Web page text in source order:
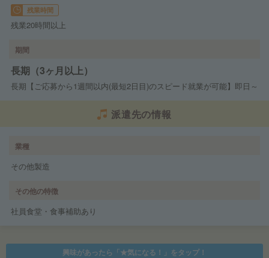
残業時間
残業20時間以上
期間
長期（3ヶ月以上）
長期【ご応募から1週間以内(最短2日目)のスピード就業が可能】即日～
派遣先の情報
業種
その他製造
その他の特徴
社員食堂・食事補助あり
興味があったら「★気になる！」をタップ！